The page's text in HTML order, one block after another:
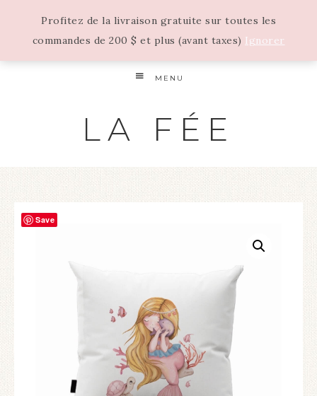
Profitez de la livraison gratuite sur toutes les
commandes de 200 $ et plus (avant taxes) Ignorer
MENU
LA FÉE
Save